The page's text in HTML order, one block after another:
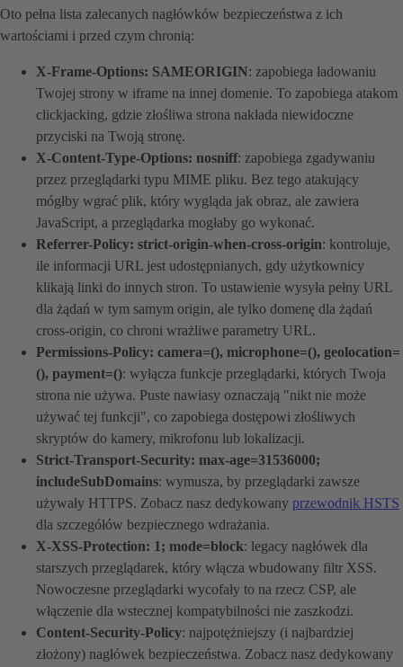
Oto pełna lista zalecanych nagłówków bezpieczeństwa z ich
wartościami i przed czym chronią:
X-Frame-Options: SAMEORIGIN: zapobiega ładowaniu
Twojej strony w iframe na innej domenie. To zapobiega atakom
clickjacking, gdzie złośliwa strona nakłada niewidoczne
przyciski na Twoją stronę.
X-Content-Type-Options: nosniff: zapobiega zgadywaniu
przez przeglądarki typu MIME pliku. Bez tego atakujący
mógłby wgrać plik, który wygląda jak obraz, ale zawiera
JavaScript, a przeglądarka mogłaby go wykonać.
Referrer-Policy: strict-origin-when-cross-origin: kontroluje,
ile informacji URL jest udostępnianych, gdy użytkownicy
klikają linki do innych stron. To ustawienie wysyła pełny URL
dla żądań w tym samym origin, ale tylko domenę dla żądań
cross-origin, co chroni wrażliwe parametry URL.
Permissions-Policy: camera=(), microphone=(), geolocation=
(), payment=(): wyłącza funkcje przeglądarki, których Twoja
strona nie używa. Puste nawiasy oznaczają "nikt nie może
używać tej funkcji", co zapobiega dostępowi złośliwych
skryptów do kamery, mikrofonu lub lokalizacji.
Strict-Transport-Security: max-age=31536000;
includeSubDomains: wymusza, by przeglądarki zawsze
używały HTTPS. Zobacz nasz dedykowany przewodnik HSTS
dla szczegółów bezpiecznego wdrażania.
X-XSS-Protection: 1; mode=block: legacy nagłówek dla
starszych przeglądarek, który włącza wbudowany filtr XSS.
Nowoczesne przeglądarki wycofały to na rzecz CSP, ale
włączenie dla wstecznej kompatybilności nie zaszkodzi.
Content-Security-Policy: najpotężniejszy (i najbardziej
złożony) nagłówek bezpieczeństwa. Zobacz nasz dedykowany